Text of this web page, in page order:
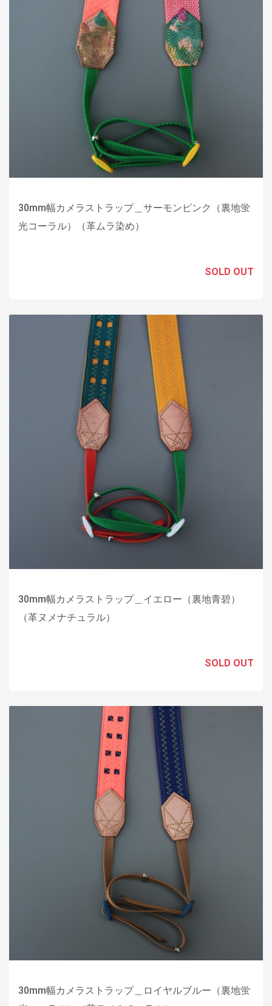
30mm幅カメラストラップ＿サーモンピンク（裏地蛍
光コーラル）（革ムラ染め）
SOLD OUT
30mm幅カメラストラップ＿イエロー（裏地青碧）
（革ヌメナチュラル）
SOLD OUT
30mm幅カメラストラップ＿ロイヤルブルー（裏地蛍